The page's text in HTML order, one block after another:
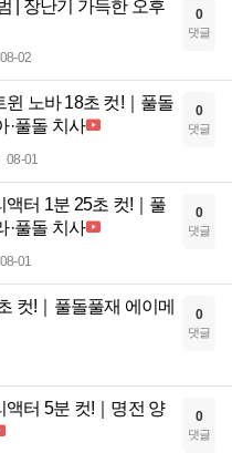
| 장난기 가득한 오후
08-02
0
댓글
노바 18초 컷!｜풀돌
·풀돌 치사
08-01
0
댓글
터 1분 25초 컷!｜풀
·풀돌 치사
08-01
0
댓글
컷!｜풀돌풀재 에이메
0
댓글
터 5분 컷!｜명전 양
0
댓글